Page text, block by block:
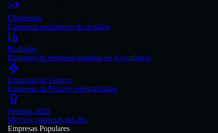
Challenges
Comparar parámetros de desafíos
Rankings
Rankings de empresas basados en la confianza
Empresas de Futuros
Empresas de Futuros especializadas
Premios 2026
Mejores empresas del año
Empresas Populares